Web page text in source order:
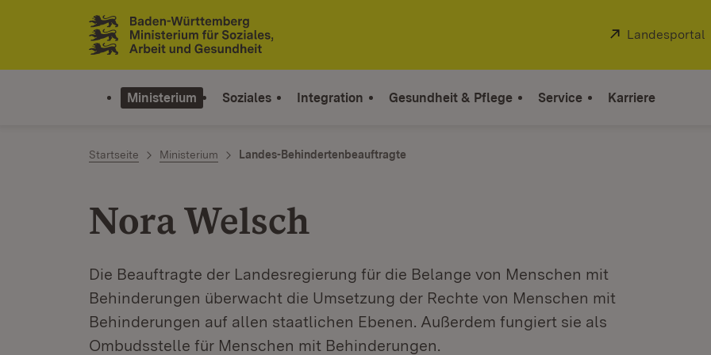
Zum Inhalt springen
Link zur Startseite
Extern:
Landesportal
Ministerium Soziales Integration Gesundheit & Pflege Service Karriere
Startseite Ministerium Landes-Behindertenbeauftragte
Nora Welsch
Die Beauftragte der Landesregierung für die Belange von Menschen mit
Behinderungen überwacht die Umsetzung der Rechte von Menschen mit
Behinderungen auf allen staatlichen Ebenen. Außerdem fungiert sie als
Ombudsstelle für Menschen mit Behinderungen.